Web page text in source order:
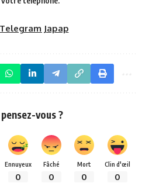
Japap
pensez-vous ?
Ennuyeux
0
Fâché
0
Mort
0
Clin d'œil
0